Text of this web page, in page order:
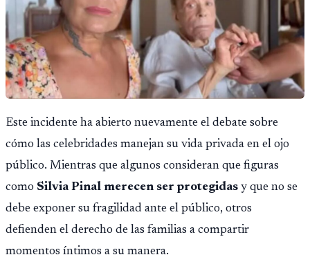
Este incidente ha abierto nuevamente el debate sobre
cómo las celebridades manejan su vida privada en el ojo
público. Mientras que algunos consideran que figuras
como Silvia Pinal merecen ser protegidas y que no se
debe exponer su fragilidad ante el público, otros
defienden el derecho de las familias a compartir
momentos íntimos a su manera.